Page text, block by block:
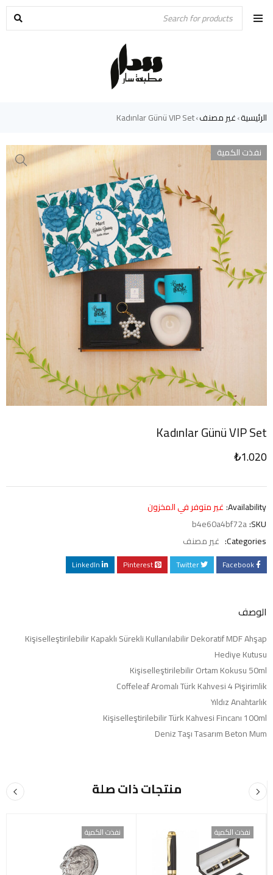
الرئيسية›غير مصنف›
Kadınlar Günü VIP Set
نفذت الكمية
Kadınlar Günü VIP Set
₺1.020
Availability: غير متوفر في المخزون
SKU:
b4e60a4bf72a
Categories: غير مصنف
Facebook
Twitter
Pinterest
LinkedIn
الوصف
Kişiselleştirilebilir Kapaklı Sürekli Kullanılabilir Dekoratif MDF Ahşap
Hediye Kutusu
Kişiselleştirilebilir Ortam Kokusu 50ml
Coffeleaf Aromalı Türk Kahvesi 4 Pişirimlik
Yıldız Anahtarlık
Kişiselleştirilebilir Türk Kahvesi Fincanı 100ml
Deniz Taşı Tasarım Beton Mum
منتجات ذات صلة
نفذت الكمية نفذت الكمية